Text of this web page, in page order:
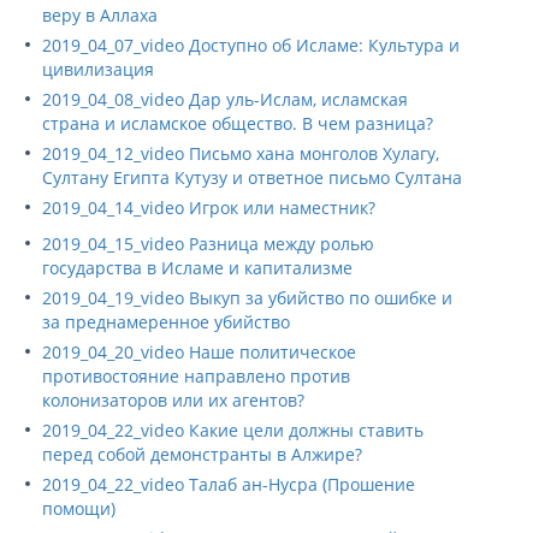
веру в Аллаха
2019_04_07_video Доступно об Исламе: Культура и
цивилизация
2019_04_08_video Дар уль-Ислам, исламская
страна и исламское общество. В чем разница?
2019_04_12_video Письмо хана монголов Хулагу,
Султану Египта Кутузу и ответное письмо Султана
2019_04_14_video Игрок или наместник?
2019_04_15_video Разница между ролью
государства в Исламе и капитализме
2019_04_19_video Выкуп за убийство по ошибке и
за преднамеренное убийство
2019_04_20_video Наше политическое
противостояние направлено против
колонизаторов или их агентов?
2019_04_22_video Какие цели должны ставить
перед собой демонстранты в Алжире?
2019_04_22_video Талаб ан-Нусра (Прошение
помощи)